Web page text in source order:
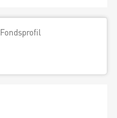
Fondsprofil